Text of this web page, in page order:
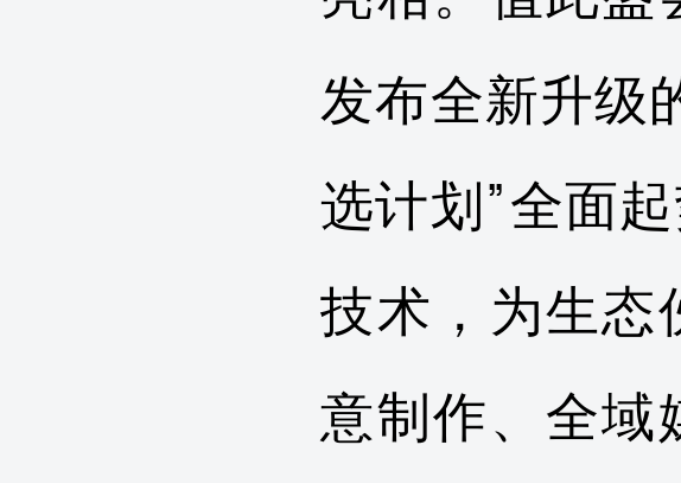
发布全新升级
选计划”全面
技术，为生态
意制作、全域